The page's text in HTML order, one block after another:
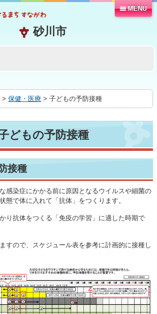
MENU
> 保健・医療 > 子どもの予防接種
どもの予防接種
接種
感染症にかかる前に原因となるウイルスや細菌の
態で体に入れて「抗体」をつくります。
り抗体をつくる「免疫の学習」に適した時期で
すので、スケジュール表を参考に計画的に接種し